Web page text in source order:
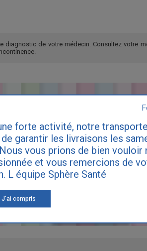
diagnostic de votre médecin. Consultez votre
forte activité, notre
garantir les livraisons les
vous prions de bien vouloir
et vous remercions de
L équipe Sphère Santé
J'ai compris